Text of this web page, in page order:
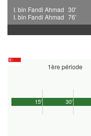
I. bin Fandi Ahmad 30'
I. bin Fandi Ahmad 76'
1ère période
15' 30'